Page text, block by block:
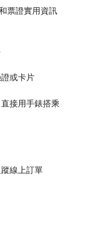
票證實用資訊
或卡片
接用手錶搭乘
線上訂單